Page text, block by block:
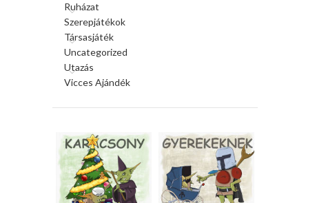
Ruházat
Szerepjátékok
Társasjáték
Uncategorized
Utazás
Vicces Ajándék